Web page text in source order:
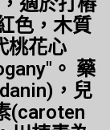
色，木質
桃花心
。 藥
，兒
(caroten